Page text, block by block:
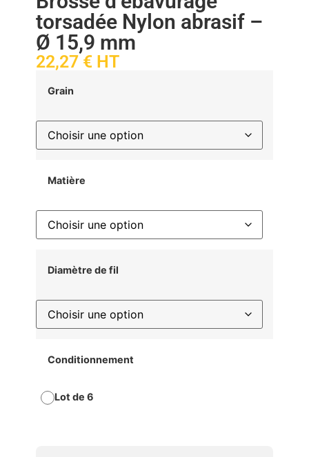
torsadée Nylon abrasif –
Ø 15,9 mm
22,27 € HT
Grain
Matière
Diamètre de fil
Conditionnement
Lot de 6